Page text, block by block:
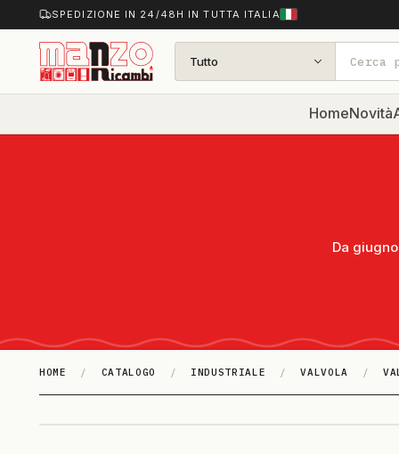
SPEDIZIONE IN 24/48H IN TUTTA ITALIA
Tutto
HomeNovità
Da
HOME / CATALOGO / INDUSTRIALE / VALVOLA /